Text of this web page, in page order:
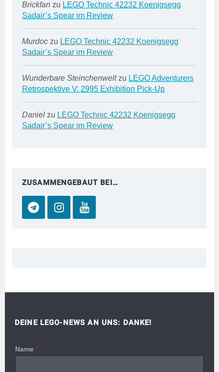
Brickfan zu LEGO Technic 42232 Koenigsegg
Sadair’s Spear im Review
Murdoc zu LEGO Technic 42232 Koenigsegg
Sadair’s Spear im Review
Wunderbare Steinchenweltzu LEGO Adventurers
Retrospektive V: 2995 Exhibition Pick-Up
Daniel zu LEGO Technic 42232 Koenigsegg
Sadair’s Spear im Review
ZUSAMMENGEBAUT BEI…
DEINE LEGO-NEWS AN UNS: DANKE!
Name *